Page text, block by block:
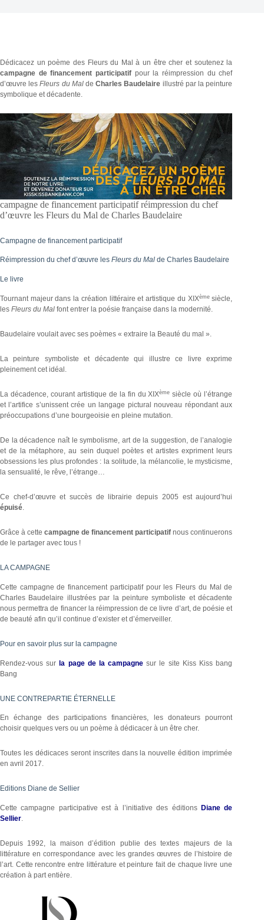
Dédicacez un poème des Fleurs du Mal à un être cher et soutenez la
campagne de financement participatif pour la réimpression du chef
d’œuvre lesFleurs du MaldeCharles Baudelaire illustré par la peinture
symbolique et décadente.
campagne de financement participatif réimpression du chef
d’œuvre les Fleurs du Mal de Charles Baudelaire
Campagne de financement participatif
Réimpression du chef d’œuvre les Fleurs du Mal de Charles Baudelaire
Le livre
Tournant majeur dans la création littéraire et artistique du XIXèmesiècle,
les Fleurs du Mal font entrer la poésie française dans la modernité.
Baudelaire voulait avec ses poèmes « extraire la Beauté du mal ».
La peinture symboliste et décadente qui illustre ce livre exprime
pleinement cet idéal.
La décadence, courant artistique de la fin du XIXèmesiècle où l’étrange
et l’artifice s’unissent crée un langage pictural nouveau répondant aux
préoccupations d’une bourgeoisie en pleine mutation.
De la décadence naît le symbolisme, art de la suggestion, de l’analogie
et de la métaphore, au sein duquel poètes et artistes expriment leurs
obsessions les plus profondes : la solitude, la mélancolie, le mysticisme,
la sensualité, le rêve, l’étrange…
Ce chef-d’œuvre et succès de librairie depuis 2005 est aujourd’hui
épuisé.
Grâce à cettecampagne de financement participatif nous continuerons
de le partager avec tous !
LA CAMPAGNE
Cette campagne de financement participatif pour les Fleurs du Mal de
Charles Baudelaire illustrées par la peinture symboliste et décadente
nous permettra de financer la réimpression de ce livre d’art, de poésie et
de beauté afin qu’il continue d’exister et d’émerveiller.
Pour en savoir plus sur la campagne
Rendez-vous surla page de la campagne sur le site Kiss Kiss bang
Bang
UNE CONTREPARTIE ÉTERNELLE
En échange des participations financières, les donateurs pourront
choisir quelques vers ou un poème à dédicacer à un être cher.
Toutes les dédicaces seront inscrites dans la nouvelle édition imprimée
en avril 2017.
Editions Diane de Sellier
Cette campagne participative est à l’initiative des éditions Diane de
Sellier.
Depuis 1992, la maison d’édition publie des textes majeurs de la
littérature en correspondance avec les grandes œuvres de l’histoire de
l’art. Cette rencontre entre littérature et peinture fait de chaque livre une
création à part entière.